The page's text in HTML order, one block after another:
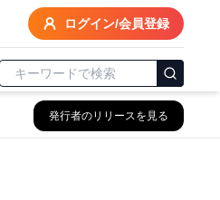
ログイン/会員登録
発行者のリリースを見る